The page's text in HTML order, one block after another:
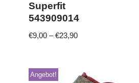
Superfit
543909014
€9,00 –€23,90
Angebot!